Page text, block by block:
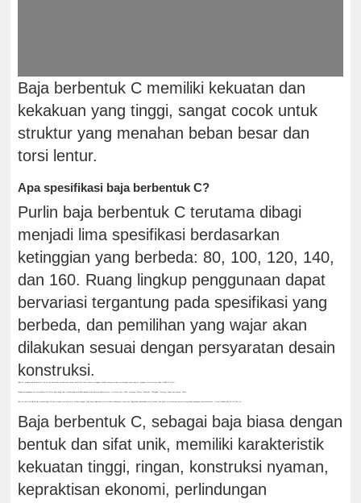
Baja berbentuk C memiliki kekuatan dan
kekakuan yang tinggi, sangat cocok untuk
struktur yang menahan beban besar dan
torsi lentur.
Apa spesifikasi baja berbentuk C?
Purlin baja berbentuk C terutama dibagi
menjadi lima spesifikasi berdasarkan
ketinggian yang berbeda: 80, 100, 120, 140,
dan 160. Ruang lingkup penggunaan dapat
bervariasi tergantung pada spesifikasi yang
berbeda, dan pemilihan yang wajar akan
dilakukan sesuai dengan persyaratan desain
konstruksi.
Selain itu, panjang baja berbentuk C umumnya ditentukan berdasarkan desain teknik konstruksi, namun mengingat kondisi transportasi dan pemasangan yang nyaman, panjang total umumnya tidak melebihi 12 meter.
Sebagai perpanjangan dari rantai industri struktur baja Honglu, jalur produksi baja purlin didistribusikan di lima basis produksi utama, termasuk Hefei, Anhui, Guoyang, Bozhou, Nanchuan, Chongqing, Tuanfeng, Hubei, dan Ruyang, Henan.
Saat ini, kami memiliki 60 jalur produksi baja C/Z pemotongan otomatis servo cerdas canggih, yang dapat digunakan untuk produksi pelubangan. Lebar dan tinggi dapat disesuaikan secara bebas, dan dapat memenuhi persyaratan penyesuaian pelanggan sesuai kebutuhan. Output bulanan lebih dari 50.000 ton.
Baja berbentuk C, sebagai baja biasa dengan
bentuk dan sifat unik, memiliki karakteristik
kekuatan tinggi, ringan, konstruksi nyaman,
kepraktisan ekonomi, perlindungan